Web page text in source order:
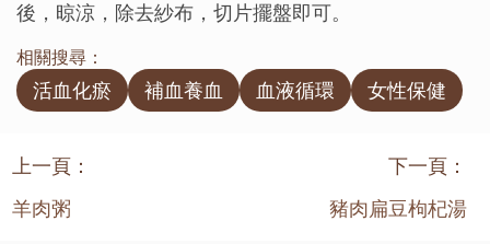
後，晾涼，除去紗布，切片擺盤即可。
相關搜尋：
活血化瘀 補血養血 血液循環 女性保健
上一頁：
羊肉粥
下一頁：
豬肉扁豆枸杞湯